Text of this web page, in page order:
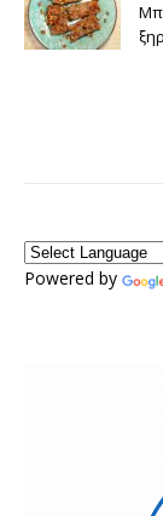
Powered by